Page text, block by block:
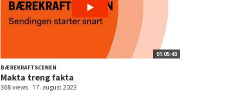
01:05:43
BÆREKRAFTSCENEN
Makta treng fakta
368 views 17. august 2023